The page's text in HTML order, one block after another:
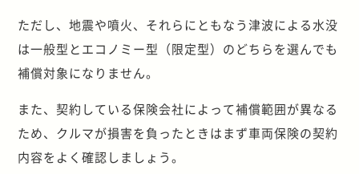
ただし、地震や噴火、それらにともなう津波による水没
は一般型とエコノミー型（限定型）のどちらを選んでも
補償対象になりません。
また、契約している保険会社によって補償範囲が異なる
ため、クルマが損害を負ったときはまず車両保険の契約
内容をよく確認しましょう。